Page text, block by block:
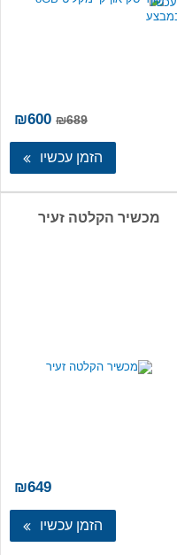
₪689
המחיר
המקורי
היה:
₪689.
₪600
הזמן עכשיו
מכשיר הקלטה זעיר
₪649
הזמן עכשיו